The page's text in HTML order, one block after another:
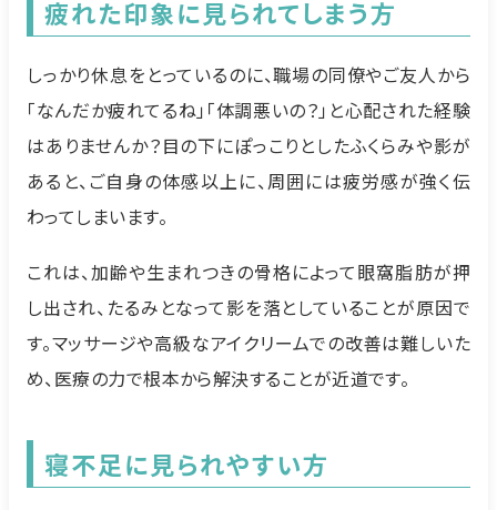
疲れた印象に見られてしまう方
しっかり休息をとっているのに、職場の同僚やご友人から
「なんだか疲れてるね」「体調悪いの？」と心配された経験
はありませんか？目の下にぽっこりとしたふくらみや影が
あると、ご自身の体感以上に、周囲には疲労感が強く伝
わってしまいます。
これは、加齢や生まれつきの骨格によって眼窩脂肪が押
し出され、たるみとなって影を落としていることが原因で
す。マッサージや高級なアイクリームでの改善は難しいた
め、医療の力で根本から解決することが近道です。
寝不足に見られやすい方